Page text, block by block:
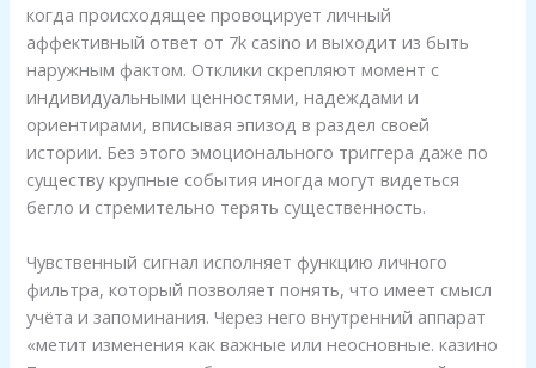
когда происходящее провоцирует личный
аффективный ответ от 7k casino и выходит из быть
наружным фактом. Отклики скрепляют момент с
индивидуальными ценностями, надеждами и
ориентирами, вписывая эпизод в раздел своей
истории. Без этого эмоционального триггера даже по
существу крупные события иногда могут видеться
бегло и стремительно терять существенность.
Чувственный сигнал исполняет функцию личного
фильтра, который позволяет понять, что имеет смысл
учёта и запоминания. Через него внутренний аппарат
«метит изменения как важные или неосновные. казино